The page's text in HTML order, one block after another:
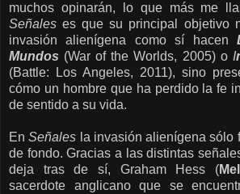
muchos opinarán, lo que más me
Señales es que su principal objetivo
invasión alienígena como sí hacen
Mundos (War of the Worlds, 2005) o I
(Battle: Los Angeles, 2011), sino
cómo un hombre que ha perdido la fe
de sentido a su vida.
EnSeñales la invasión alienígena sólo
de fondo. Gracias a las distintas
deja tras de sí, Graham Hess (
sacerdote anglicano que se